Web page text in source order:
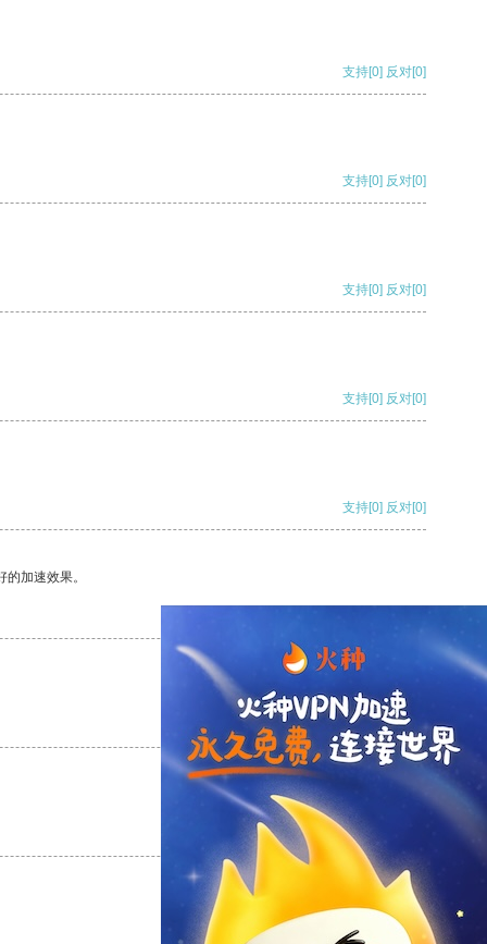
支持[0] 反对[0]
支持[0] 反对[0]
支持[0] 反对[0]
支持[0] 反对[0]
支持[0] 反对[0]
加速效果。
支持 [0] 反对 [0]
支持